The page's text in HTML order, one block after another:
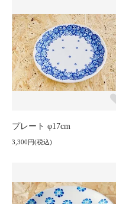
プレート φ17cm
3,300円(税込)